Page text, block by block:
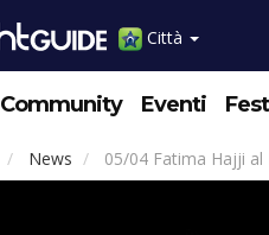
Città
Community Eventi
News 05/04 Fatima Hajji